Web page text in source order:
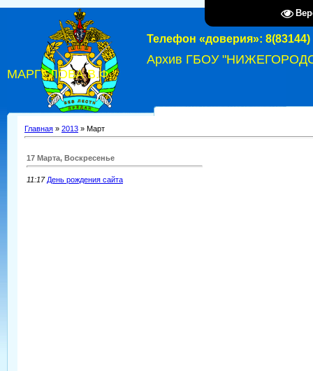
Телефон «доверия»: 8(83144)
Архив ГБОУ
МАРГЕЛОВА В.Ф."
Главная » 2013 » Март
17 Марта, Воскресенье
11:17 День рождения сайта